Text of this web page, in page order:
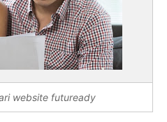
website futuready